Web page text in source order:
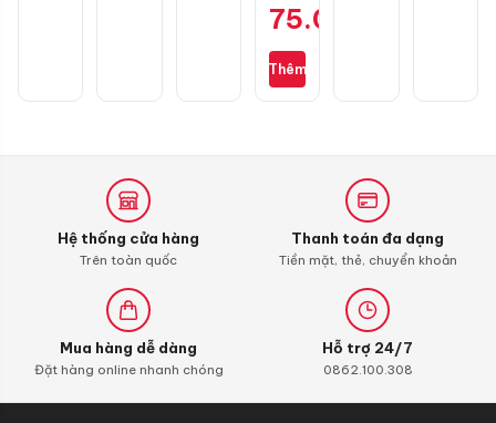
cho
S110,
RSX
con)
75.000
Thêm
Hệ thống cửa hàng
Trên toàn quốc
Thanh toán đa dạng
Tiền mặt, thẻ, chuyển khoản
Mua hàng dễ dàng
Đặt hàng online nhanh chóng
Hỗ trợ 24/7
0862.100.308